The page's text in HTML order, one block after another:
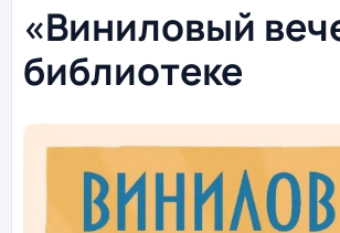
«Виниловый
библиотеке